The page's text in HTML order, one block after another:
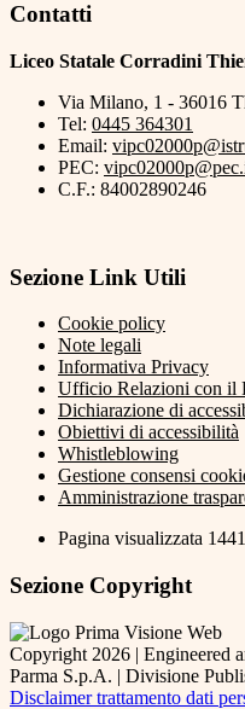
Contatti
Liceo Statale Corradini
Via Milano, 1 - 36016
Tel: 0445 364301
Email:
PEC:
C.F.: 84002890246
Sezione Link Utili
Cookie policy
Note legali
Informativa Privacy
Ufficio Relazioni con il
Dichiarazione di
Obiettivi di accessibilità
Whistleblowing
Gestione consensi
Amministrazione
Pagina visualizzata
Sezione Copyright
Copyright 2026 | Engineered
Parma S.p.A. | Divisione
Disclaimer trattamento dati